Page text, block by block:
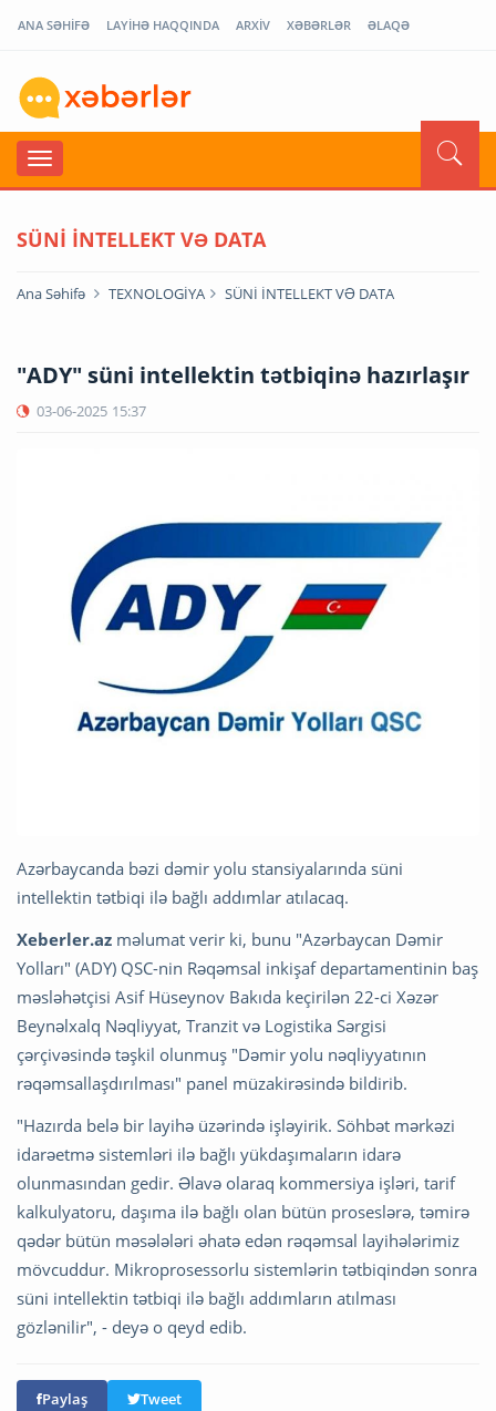
ANA SƏHİFƏ LAYİHƏ HAQQINDA ARXİV XƏBƏRLƏR ƏLAQƏ
SÜNİ İNTELLEKT VƏ DATA
Ana Səhifə TEXNOLOGİYA SÜNİ İNTELLEKT VƏ DATA
"ADY" süni intellektin tətbiqinə hazırlaşır
03-06-2025 15:37
Azərbaycanda bəzi dəmir yolu stansiyalarında süni
intellektin tətbiqi ilə bağlı addımlar atılacaq.
Xeberler.az məlumat verir ki, bunu "Azərbaycan Dəmir
Yolları" (ADY) QSC-nin Rəqəmsal inkişaf departamentinin baş
məsləhətçisi Asif Hüseynov Bakıda keçirilən 22-ci Xəzər
Beynəlxalq Nəqliyyat, Tranzit və Logistika Sərgisi
çərçivəsində təşkil olunmuş "Dəmir yolu nəqliyyatının
rəqəmsallaşdırılması" panel müzakirəsində bildirib.
"Hazırda belə bir layihə üzərində işləyirik. Söhbət mərkəzi
idarəetmə sistemləri ilə bağlı yükdaşımaların idarə
olunmasından gedir. Əlavə olaraq kommersiya işləri, tarif
kalkulyatoru, daşıma ilə bağlı olan bütün proseslərə, təmirə
qədər bütün məsələləri əhatə edən rəqəmsal layihələrimiz
mövcuddur. Mikroprosessorlu sistemlərin tətbiqindən sonra
süni intellektin tətbiqi ilə bağlı addımların atılması
gözlənilir", - deyə o qeyd edib.
Paylaş Tweet